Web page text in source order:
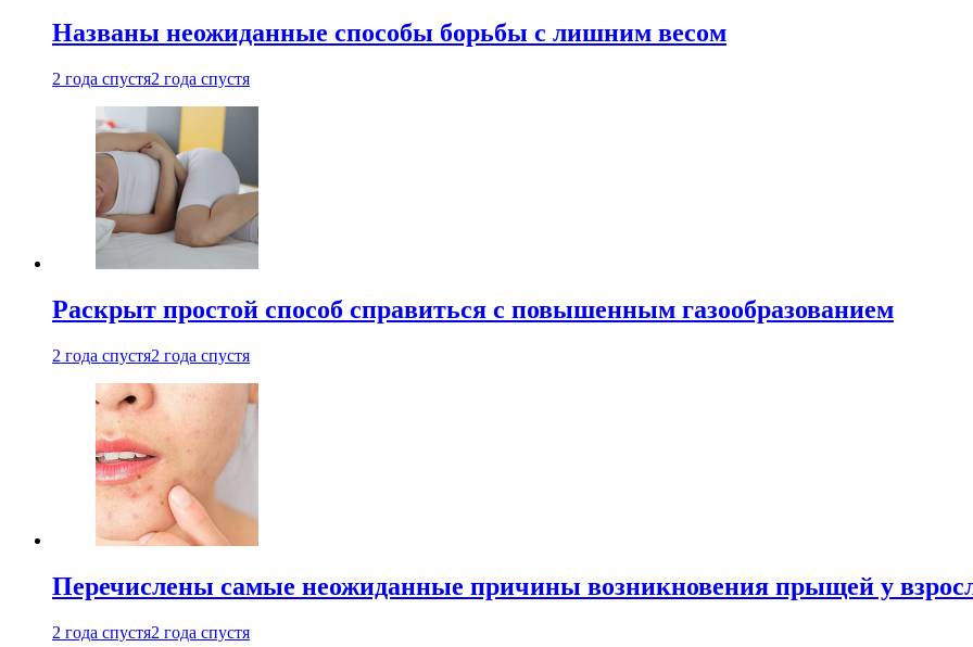
Названы неожиданные способы борьбы с лишним весом
2 года спустя2 года спустя
Раскрыт простой способ справиться с повышенным газообразованием
2 года спустя2 года спустя
Перечислены самые неожиданные причины возникновения прыщей у
2 года спустя2 года спустя